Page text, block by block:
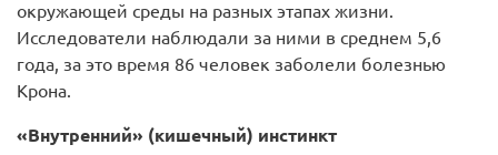
окружающей среды на разных этапах жизни.
Исследователи наблюдали за ними в среднем 5,6
года, за это время 86 человек заболели болезнью
Крона.
«Внутренний» (кишечный) инстинкт